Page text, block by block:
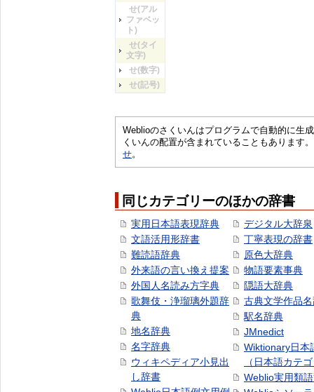
せ(アル
ファベッ
ト)
せ(タイ
文字)
せ(数字)
せ(記号)
Weblioのさくいんはプログラムで自動的に生
くいんの配置が含まれていることもあります
せ。
同じカテゴリーのほかの辞書
実用日本語表現辞典
文語活用形辞書
難読語辞典
外来語の言い換え提案
外国人名読み方字典
歌舞伎・浄瑠璃外題辞
典
地名辞典
名字辞典
ウィキペディア小見出
し辞書
デジタル大辞泉
丁寧表現の辞書
原色大辞典
物語要素事典
隠語大辞典
古典文学作品
駅名辞典
JMnedict
Wiktionary日本
（日本語カテ
Weblio実用類